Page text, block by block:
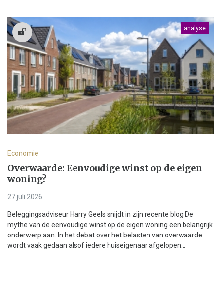
analyse
Economie
Overwaarde: Eenvoudige winst op de eigen
woning?
27 juli 2026
Beleggingsadviseur Harry Geels snijdt in zijn recente blog De
mythe van de eenvoudige winst op de eigen woning een belangrijk
onderwerp aan. In het debat over het belasten van overwaarde
wordt vaak gedaan alsof iedere huiseigenaar afgelopen...